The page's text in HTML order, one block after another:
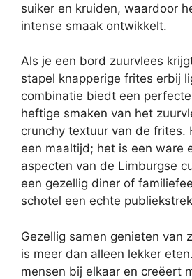
suiker en kruiden, waardoor
intense smaak ontwikkelt.
Als je een bord zuurvlees
stapel knapperige frites erbij
combinatie biedt een
heftige smaken van het
crunchy textuur van de frites.
een maaltijd; het is een ware
aspecten van de Limburgse
een gezellig diner of
schotel een echte
Gezellig samen genieten van
is meer dan alleen lekker
mensen bij elkaar en creëert